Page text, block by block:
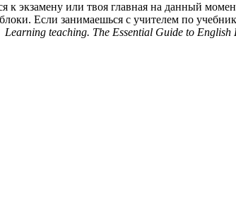
экзамену или твоя главная на данный
Если занимаешься с учителем по
Learning teaching. The Essential Guide to English